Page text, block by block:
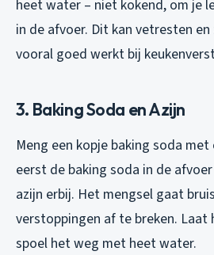
heet water – niet kokend, om je
in de afvoer. Dit kan vetresten
vooral goed werkt bij
3. Baking Soda en Azijn
Meng een kopje baking soda
eerst de baking soda in de
azijn erbij. Het mengsel gaat
verstoppingen af te breken. Laat
spoel het weg met heet water.